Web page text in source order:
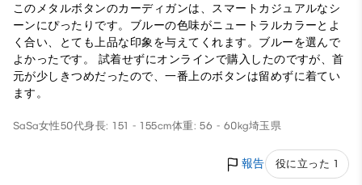
このメタルボタンのカーディガンは、スマートカジュアルなシ
ーンにぴったりです。ブルーの色味がニュートラルカラーとよ
く合い、とても上品な印象を与えてくれます。ブルーを選んで
よかったです。 試着せずにオンラインで購入したのですが、首
元が少しきつめだったので、一番上のボタンは留めずに着てい
ます。
SaSa女性50代身長: 151 - 155cm体重: 56 - 60kg埼玉県
報告 役に立った 1